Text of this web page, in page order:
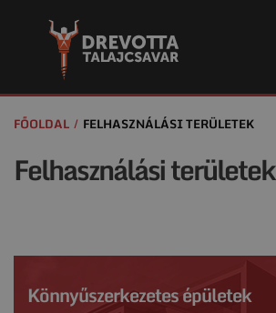
FŐOLDAL FELHASZNÁLÁSI TERÜLETEK
Felhasználási területek
Könnyűszerkezetes épületek